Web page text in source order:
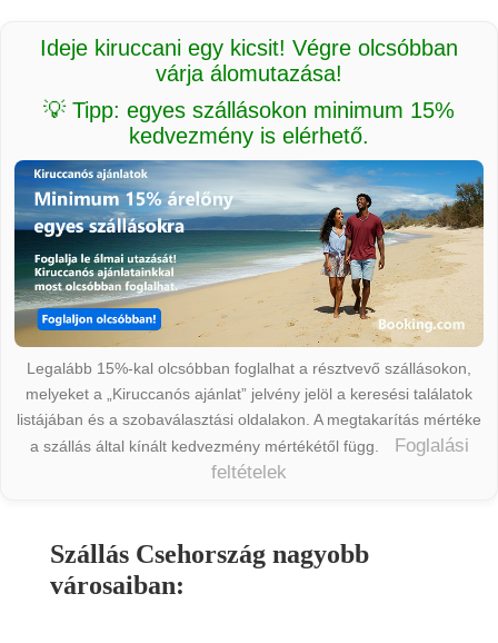
Ideje kiruccani egy kicsit! Végre olcsóbban
várja álomutazása!
💡 Tipp: egyes szállásokon minimum 15%
kedvezmény is elérhető.
Legalább 15%-kal olcsóbban foglalhat a résztvevő szállásokon,
melyeket a „Kiruccanós ajánlat” jelvény jelöl a keresési találatok
listájában és a szobaválasztási oldalakon. A megtakarítás mértéke
a szállás által kínált kedvezmény mértékétől függ.
Foglalási
feltételek
Szállás Csehország nagyobb
városaiban: